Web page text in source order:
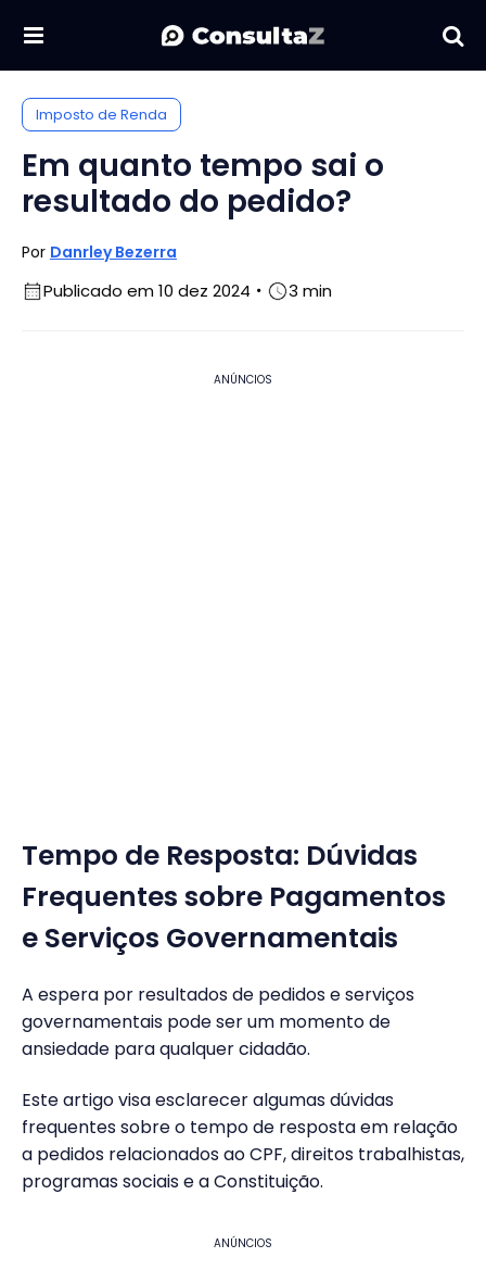
Imposto de Renda
Em quanto tempo sai o
resultado do pedido?
Por Danrley Bezerra
Publicado em 10 dez 2024 3 min
ANÚNCIOS
Tempo de Resposta: Dúvidas
Frequentes sobre Pagamentos
e Serviços Governamentais
A espera por resultados de pedidos e serviços
governamentais pode ser um momento de
ansiedade para qualquer cidadão.
Este artigo visa esclarecer algumas dúvidas
frequentes sobre o tempo de resposta em relação
a pedidos relacionados ao CPF, direitos trabalhistas,
programas sociais e a Constituição.
ANÚNCIOS